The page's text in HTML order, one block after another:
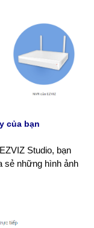
của bạn
Studio, bạn
sẻ những hình ảnh